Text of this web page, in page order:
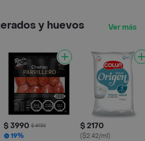
y huevos Ver más
$ 3990 $ 4930
19%
$ 2170
($2.42/ml)